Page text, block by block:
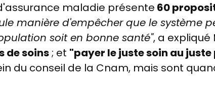
maladie présente 60
manière d'empêcher que le système
soit en bonne santé", a
de soins; et "payer le juste soin au juste
du conseil de la Cnam, mais sont